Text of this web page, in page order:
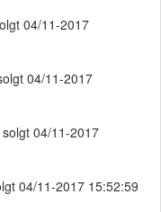
04/11-2017
04/11-2017
04/11-2017
04/11-2017 15:52:59